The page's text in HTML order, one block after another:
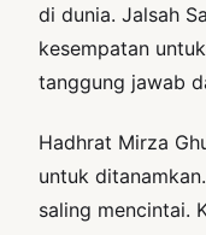
di dunia. Jalsah
kesempatan untuk
tanggung jawab
Hadhrat Mirza
untuk
saling mencintai.